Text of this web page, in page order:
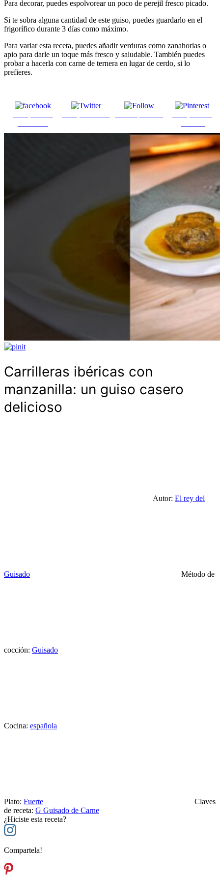
Para decorar, puedes espolvorear un poco de perejil fresco picado.
Si te sobra alguna cantidad de este guiso, puedes guardarlo en el
frigorífico durante 3 días como máximo.
Para variar esta receta, puedes añadir verduras como zanahorias o
apio para darle un toque más fresco y saludable. También puedes
probar a hacerla con carne de ternera en lugar de cerdo, si lo
prefieres.
Carrilleras ibéricas con
manzanilla: un guiso casero
delicioso
Autor: El rey del
Guisado Método de
cocción: Guisado
Cocina: española
Plato: Fuerte
Claves
de receta: G Guisado de Carne
¿Hiciste esta receta?
Compartela!